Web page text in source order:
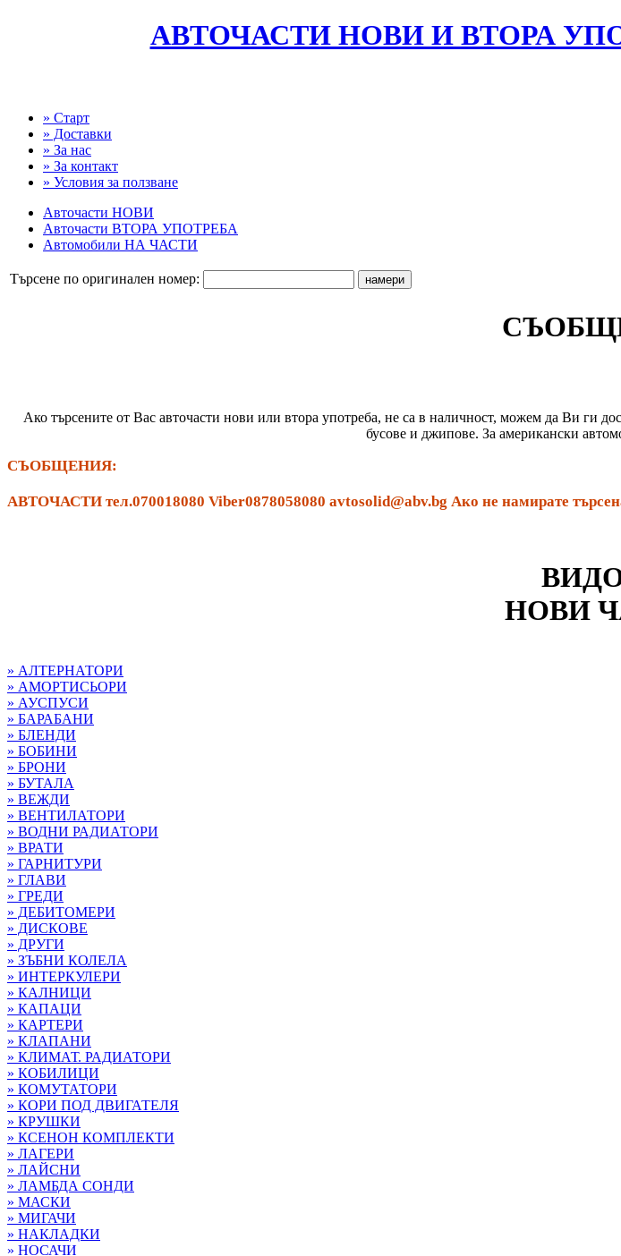
АВТОЧАСТИ НОВИ И ВТОРА
» Старт
» Доставки
» За нас
» За контакт
» Условия за ползване
Авточасти НОВИ
Авточасти ВТОРА УПОТРЕБА
Автомобили НА ЧАСТИ
Търсене по оригинален номер:
Ако търсените от Вас авточасти нови или втора употреба, не са в наличност, можем да Ви ги
бусове и джипове. За американски
СЪОБЩЕНИЯ:
АВТОЧАСТИ тел.070018080 Viber0878058080 avtosolid@abv.bg Ако не намирате
НОВИ
» АЛТЕРНАТОРИ
» АМОРТИСЬОРИ
» АУСПУСИ
» БАРАБАНИ
» БЛЕНДИ
» БОБИНИ
» БРОНИ
» БУТАЛА
» ВЕЖДИ
» ВЕНТИЛАТОРИ
» ВОДНИ РАДИАТОРИ
» ВРАТИ
» ГАРНИТУРИ
» ГЛАВИ
» ГРЕДИ
» ДЕБИТОМЕРИ
» ДИСКОВЕ
» ДРУГИ
» ЗЪБНИ КОЛЕЛА
» ИНТЕРКУЛЕРИ
» КАЛНИЦИ
» КАПАЦИ
» КАРТЕРИ
» КЛАПАНИ
» КЛИМАТ. РАДИАТОРИ
» КОБИЛИЦИ
» КОМУТАТОРИ
» КОРИ ПОД ДВИГАТЕЛЯ
» КРУШКИ
» КСЕНОН КОМПЛЕКТИ
» ЛАГЕРИ
» ЛАЙСНИ
» ЛАМБДА СОНДИ
» МАСКИ
» МИГАЧИ
» НАКЛАДКИ
» НОСАЧИ